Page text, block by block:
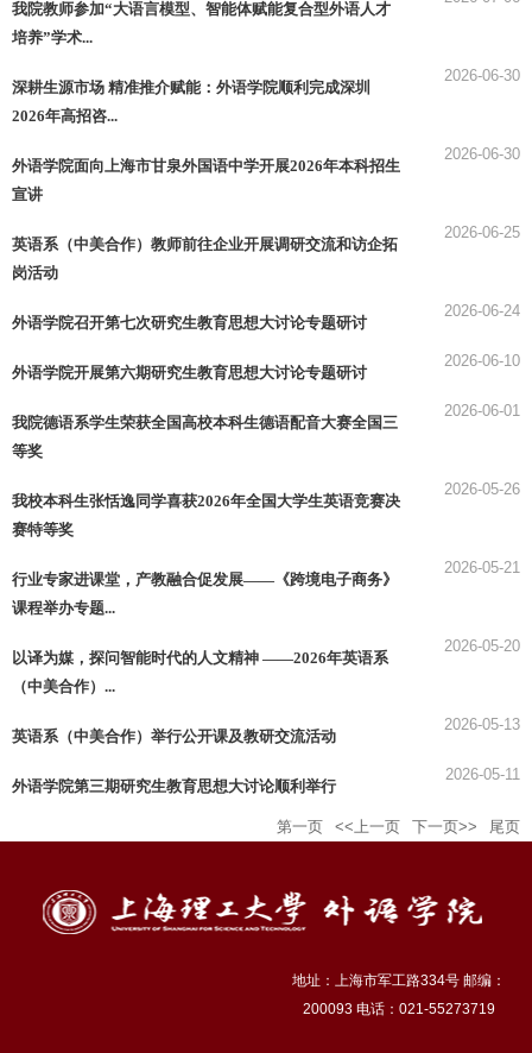
我院教师参加“大语言模型、智能体赋能复合型外语人才
培养”学术...
深耕生源市场 精准推介赋能：外语学院顺利完成深圳
2026年高招咨...
2026-06-30
外语学院面向上海市甘泉外国语中学开展2026年本科招生
宣讲
2026-06-30
英语系（中美合作）教师前往企业开展调研交流和访企拓
岗活动
2026-06-25
外语学院召开第七次研究生教育思想大讨论专题研讨
2026-06-24
外语学院开展第六期研究生教育思想大讨论专题研讨
2026-06-10
我院德语系学生荣获全国高校本科生德语配音大赛全国三
等奖
2026-06-01
我校本科生张恬逸同学喜获2026年全国大学生英语竞赛决
赛特等奖
2026-05-26
行业专家进课堂，产教融合促发展——《跨境电子商务》
课程举办专题...
2026-05-21
以译为媒，探问智能时代的人文精神 ——2026年英语系
（中美合作）...
2026-05-20
英语系（中美合作）举行公开课及教研交流活动
2026-05-13
外语学院第三期研究生教育思想大讨论顺利举行
2026-05-11
第一页 <<上一页 下一页>> 尾页
地址：上海市军工路334号 邮编：
200093 电话：021-55273719